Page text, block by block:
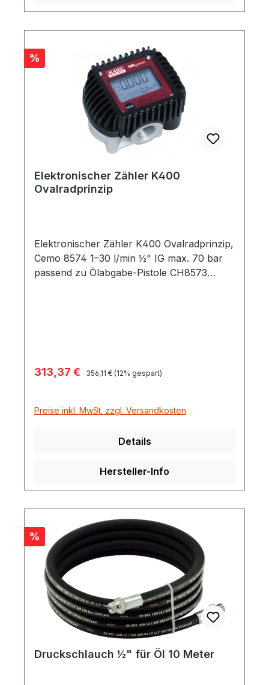
Rabatt
%
Elektronischer Zähler K400
Ovalradprinzip
Elektronischer Zähler K400 Ovalradprinzip,
Cemo 8574 1–30 l/min ½" IG max. 70 bar
passend zu Ölabgabe-Pistole CH8573
Verkaufspreis:
313,37 € Regulärer Preis:
356,11 € (12% gespart)
Preise inkl. MwSt. zzgl. Versandkosten
Details
Hersteller-Info
Rabatt
%
Druckschlauch ½" für Öl 10 Meter